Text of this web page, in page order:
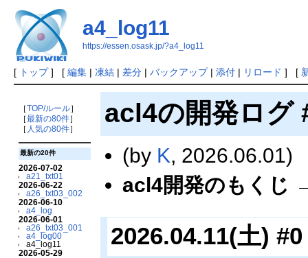
a4_log11
https://essen.osask.jp/?a4_log11
[ トップ] [ 編集| 凍結| 差分| バックアップ| 添付| リロード ] [
［TOP/ルール］
［最新の80件］
［ 人気の80件］
最新の20件
2026-07-02
a21_txt01
2026-06-22
a26_txt03_002
2026-06-10
a4_log
2026-06-01
a26_txt03_001
a4_log00
a4_log11
2026-05-29
acl4の開発ログ
(by K, 2026.06.01)
acl4開発のもくじ
2026.04.11(土) #0